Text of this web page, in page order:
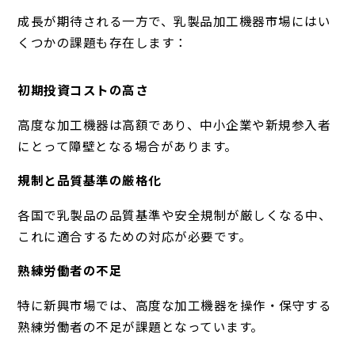
成長が期待される一方で、乳製品加工機器市場にはい
くつかの課題も存在します：
初期投資コストの高さ
高度な加工機器は高額であり、中小企業や新規参入者
にとって障壁となる場合があります。
規制と品質基準の厳格化
各国で乳製品の品質基準や安全規制が厳しくなる中、
これに適合するための対応が必要です。
熟練労働者の不足
特に新興市場では、高度な加工機器を操作・保守する
熟練労働者の不足が課題となっています。